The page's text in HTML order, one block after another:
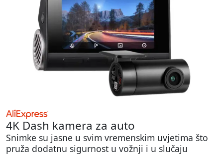
4K Dash kamera za auto
Snimke su jasne u svim vremenskim uvjetima što
pruža dodatnu sigurnost u vožnji i u slučaju